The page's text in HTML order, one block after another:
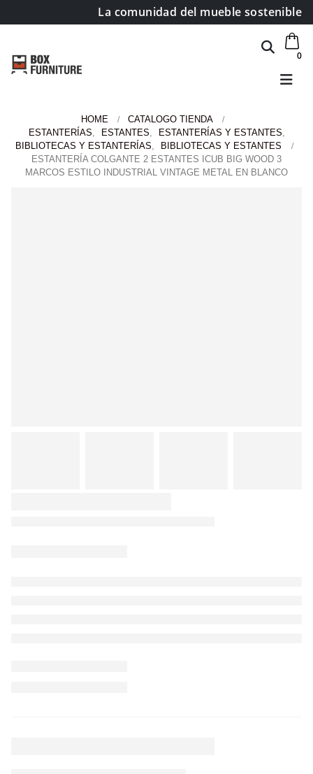
La comunidad del mueble sostenible
0
HOME
CATALOGO TIENDA
ESTANTERÍAS, ESTANTES, ESTANTERÍAS Y ESTANTES,
BIBLIOTECAS Y ESTANTERÍAS,
BIBLIOTECAS Y ESTANTES
ESTANTERÍA COLGANTE 2 ESTANTES ICUB BIG WOOD 3
MARCOS ESTILO INDUSTRIAL VINTAGE METAL EN BLANCO